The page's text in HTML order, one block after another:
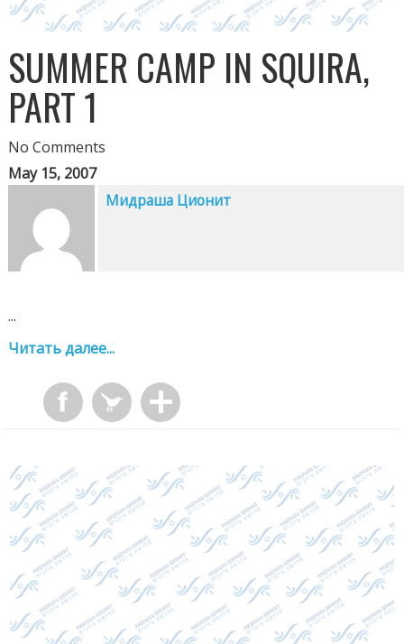
SUMMER CAMP IN SQUIRA,
PART 1
No Comments
May 15, 2007
Мидраша Ционит
...
Читать далее...